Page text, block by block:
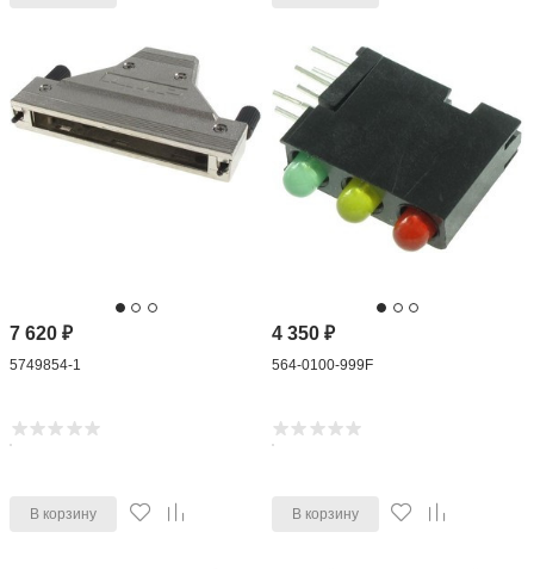
7 620₽
5749854-1
В корзину
4 350 ₽
564-0100-999F
В корзину